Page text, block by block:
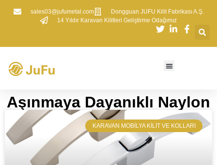
sales03@jufumetal.com
​Dongguan JUFU Kilit Fabrikası A.Ş.
​14 Yıldır Karavan Kilitleri Geliştirme Odağımız
​Aşınmaya Dayanıklı Naylon
​KARAVAN MOBILYA KILIT VE KOLLARI